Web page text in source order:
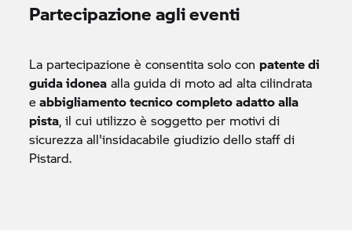
Partecipazione agli eventi
La partecipazione è consentita solo conpatente di
guida idonea alla guida di moto ad alta cilindrata
eabbigliamento tecnico completo adatto alla
pista, il cui utilizzo è soggetto per motivi di
sicurezza all'insidacabile giudizio dello staff di
Pistard.